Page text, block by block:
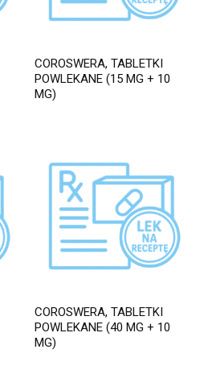
COROSWERA, TABLETKI
POWLEKANE (15 MG + 10
MG)
COROSWERA, TABLETKI
POWLEKANE (40 MG + 10
MG)